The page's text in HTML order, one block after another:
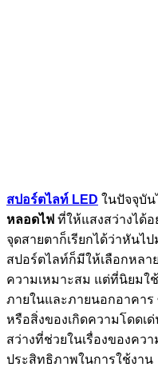
สปอร์ตไลท์ LED ในปัจจุบัน
หลอดไฟ ที่ให้แสงสว่างได้อ
จุดสายตาก็เรียกได้ว่าหันไ
สปอร์ตไลท์ก็มีให้เลือกหล
ความเหมาะสม แต่ที่นิยมใ
ภายในและภายนอกอาคาร
หรือสิ่งของเกิดความโดดเ
สว่างที่ช่วยในเรื่องของคว
ประสิทธิภาพในการใช้งาน